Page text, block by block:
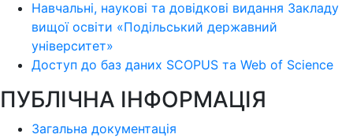
Навчальні, наукові та довідкові видання Закладу
вищої освіти «Подільський державний
університет»
Доступ до баз даних SCOPUS та Web of Science
ПУБЛІЧНА ІНФОРМАЦІЯ
Загальна документація